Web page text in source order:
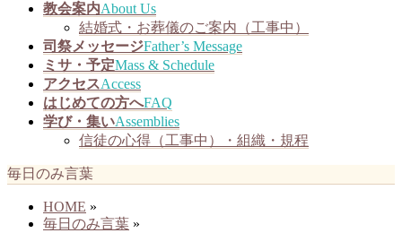
教会案内About Us
結婚式・お葬儀のご案内（工事中）
司祭メッセージFather’s Message
ミサ・予定Mass & Schedule
アクセスAccess
はじめての方へFAQ
学び・集いAssemblies
信徒の心得（工事中）・組織・規程
毎日のみ言葉
HOME »
毎日のみ言葉 »